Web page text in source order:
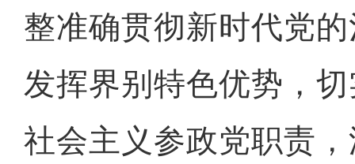
整准确贯彻新时代党
发挥界别特色优势，
社会主义参政党职责